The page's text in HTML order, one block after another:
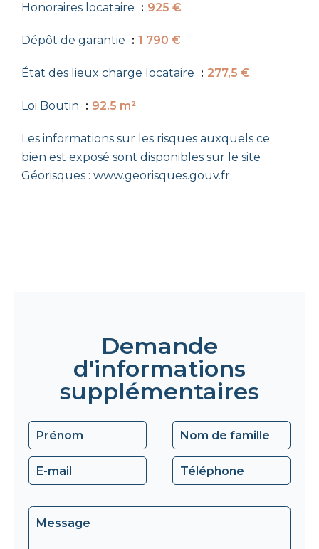
Honoraires locataire 925 €
Dépôt de garantie 1 790 €
État des lieux charge locataire 277,5 €
Loi Boutin 92.5 m²
Les informations sur les risques auxquels ce
bien est exposé sont disponibles sur le site
Géorisques : www.georisques.gouv.fr
Demande
d'informations
supplémentaires